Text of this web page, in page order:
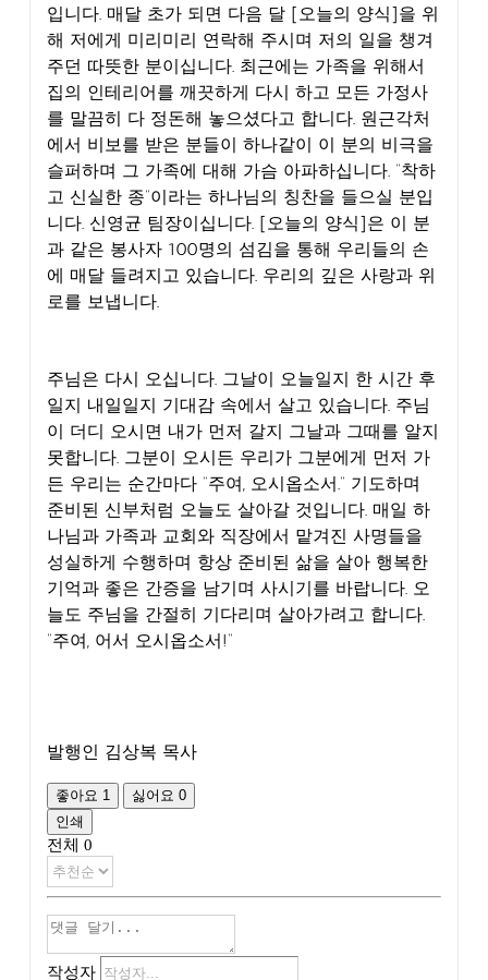
입니다. 매달 초가 되면 다음 달 [오늘의 양식]을 위
해 저에게 미리미리 연락해 주시며 저의 일을 챙겨
주던 따뜻한 분이십니다. 최근에는 가족을 위해서
집의 인테리어를 깨끗하게 다시 하고 모든 가정사
를 말끔히 다 정돈해 놓으셨다고 합니다. 원근각처
에서 비보를 받은 분들이 하나같이 이 분의 비극을
슬퍼하며 그 가족에 대해 가슴 아파하십니다. “착하
고 신실한 종”이라는 하나님의 칭찬을 들으실 분입
니다. 신영균 팀장이십니다. [오늘의 양식]은 이 분
과 같은 봉사자 100명의 섬김을 통해 우리들의 손
에 매달 들려지고 있습니다. 우리의 깊은 사랑과 위
로를 보냅니다.
주님은 다시 오십니다. 그날이 오늘일지 한 시간 후
일지 내일일지 기대감 속에서 살고 있습니다. 주님
이 더디 오시면 내가 먼저 갈지 그날과 그때를 알지
못합니다. 그분이 오시든 우리가 그분에게 먼저 가
든 우리는 순간마다 “주여, 오시옵소서.” 기도하며
준비된 신부처럼 오늘도 살아갈 것입니다. 매일 하
나님과 가족과 교회와 직장에서 맡겨진 사명들을
성실하게 수행하며 항상 준비된 삶을 살아 행복한
기억과 좋은 간증을 남기며 사시기를 바랍니다. 오
늘도 주님을 간절히 기다리며 살아가려고 합니다.
“주여, 어서 오시옵소서!”
발행인 김상복 목사
좋아요 1 싫어요 0
인쇄
전체 0
작성자